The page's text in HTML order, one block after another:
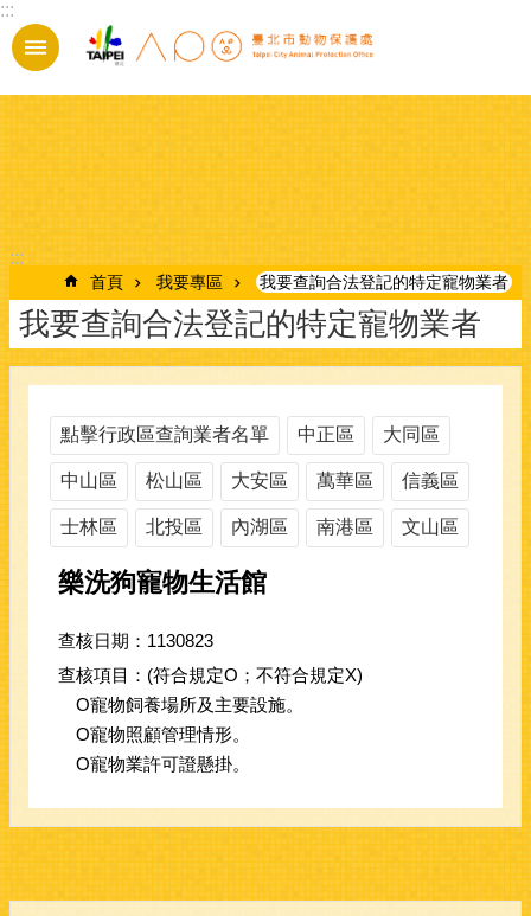
跳到主要內容區塊
:::
:::
首頁 我要專區 我要查詢合法登記的特定寵物業者
我要查詢合法登記的特定寵物業者
點擊行政區查詢業者名單 中正區 大同區
中山區 松山區 大安區 萬華區 信義區
士林區 北投區 內湖區 南港區 文山區
樂洗狗寵物生活館
查核日期：1130823
查核項目：(符合規定O；不符合規定X)
O寵物飼養場所及主要設施。
O寵物照顧管理情形。
O寵物業許可證懸掛。